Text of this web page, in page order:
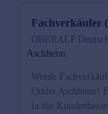
Fachverkäufer
OBERALP
Aschheim
Werde
Outlet Aschheim!
in die